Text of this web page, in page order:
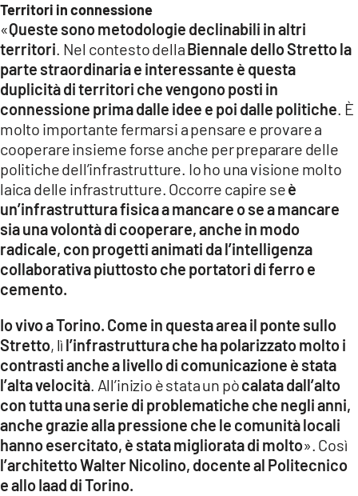
Territori in connessione
«Queste sono metodologie declinabili in altri
territori. Nel contesto dellaBiennale dello Stretto la
parte straordinaria e interessante è questa
duplicità di territori che vengono posti in
connessione prima dalle idee e poi dalle politiche. È
molto importante fermarsi a pensare e provare a
cooperare insieme forse anche per preparare delle
politiche dell’infrastrutture. Io ho una visione molto
laica delle infrastrutture. Occorre capire seè
un’infrastruttura fisica a mancare o se a mancare
sia una volontà di cooperare, anche in modo
radicale, con progetti animati da l’intelligenza
collaborativa piuttosto che portatori di ferro e
cemento.
Io vivo a Torino. Come in questa area il ponte sullo
Stretto, lì l’infrastruttura che ha polarizzato molto i
contrasti anche a livello di comunicazione è stata
l’alta velocità. All’inizio è stata un pòcalata dall’alto
con tutta una serie di problematiche che negli anni,
anche grazie alla pressione che le comunità locali
hanno esercitato, è stata migliorata di molto». Così
l’architetto Walter Nicolino, docente al Politecnico
e allo Iaad di Torino.